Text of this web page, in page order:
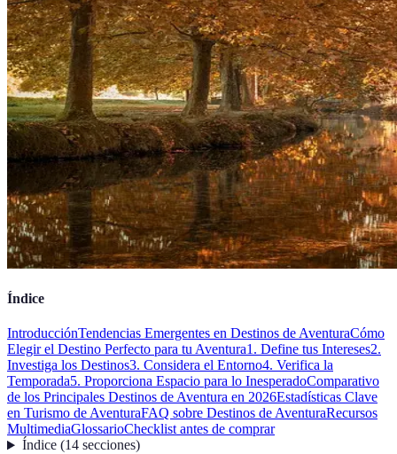
Índice
IntroducciónTendencias Emergentes en Destinos de AventuraCómo
Elegir el Destino Perfecto para tu Aventura1. Define tus Intereses2.
Investiga los Destinos3. Considera el Entorno4. Verifica la
Temporada5. Proporciona Espacio para lo InesperadoComparativo
de los Principales Destinos de Aventura en 2026Estadísticas Clave
en Turismo de AventuraFAQ sobre Destinos de AventuraRecursos
MultimediaGlossarioChecklist antes de comprar
Índice(14 secciones)